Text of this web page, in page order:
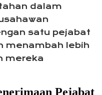
dalam
satu pejabat
menambah lebih
mereka
Pejabat